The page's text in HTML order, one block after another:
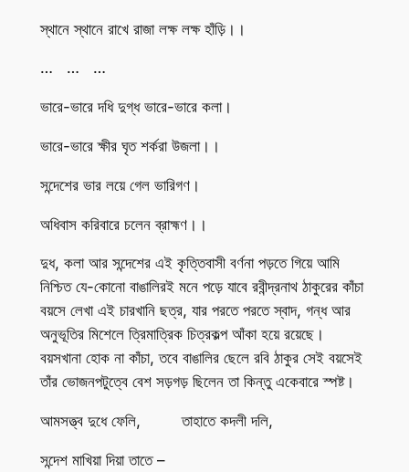
স্থানে স্থানে রাখে রাজা লক্ষ লক্ষ হাঁড়ি।।
… … …
ভারে-ভারে দধি দুগ্ধ ভারে-ভারে কলা।
ভারে-ভারে ক্ষীর ঘৃত শর্করা উজলা।।
সন্দেশের ভার লয়ে গেল ভারিগণ।
অধিবাস করিবারে চলেন ব্রাহ্মণ।।
দুধ, কলা আর সন্দেশের এই কৃত্তিবাসী বর্ণনা পড়তে গিয়ে আমি
নিশ্চিত যে-কোনো বাঙালিরই মনে পড়ে যাবে রবীন্দ্রনাথ ঠাকুরের কাঁচা
বয়সে লেখা এই চারখানি ছত্র, যার পরতে পরতে স্বাদ, গন্ধ আর
অনুভূতির মিশেলে ত্রিমাত্রিক চিত্রকল্প আঁকা হয়ে রয়েছে।
বয়সখানা হোক না কাঁচা, তবে বাঙালির ছেলে রবি ঠাকুর সেই বয়সেই
তাঁর ভোজনপটুত্বে বেশ সড়গড় ছিলেন তা কিন্তু একেবারে স্পষ্ট।
আমসত্ত্ব দুধে ফেলি, তাহাতে কদলী দলি,
সন্দেশ মাখিয়া দিয়া তাতে –